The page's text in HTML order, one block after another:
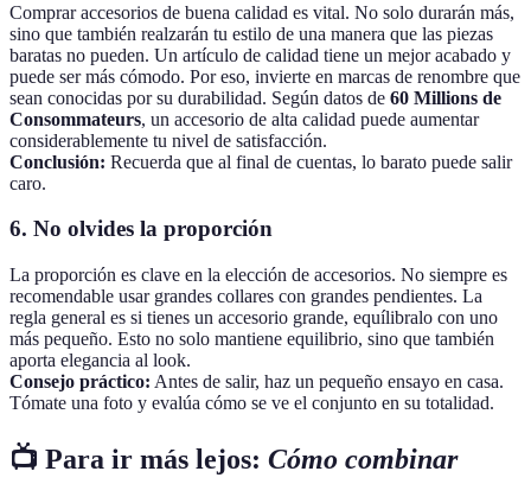
Comprar accesorios de buena calidad es vital. No solo durarán más,
sino que también realzarán tu estilo de una manera que las piezas
baratas no pueden. Un artículo de calidad tiene un mejor acabado y
puede ser más cómodo. Por eso, invierte en marcas de renombre que
sean conocidas por su durabilidad. Según datos de 60 Millions de
Consommateurs, un accesorio de alta calidad puede aumentar
considerablemente tu nivel de satisfacción.
Conclusión: Recuerda que al final de cuentas, lo barato puede salir
caro.
6. No olvides la proporción
La proporción es clave en la elección de accesorios. No siempre es
recomendable usar grandes collares con grandes pendientes. La
regla general es si tienes un accesorio grande, equílibralo con uno
más pequeño. Esto no solo mantiene equilibrio, sino que también
aporta elegancia al look.
Consejo práctico: Antes de salir, haz un pequeño ensayo en casa.
Tómate una foto y evalúa cómo se ve el conjunto en su totalidad.
📺 Para ir más lejos: Cómo combinar